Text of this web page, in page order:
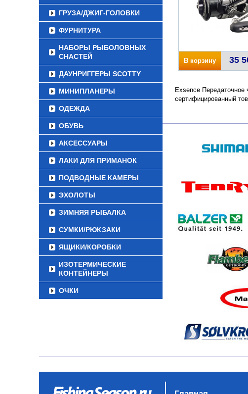
ГРУЗА/ДЖИГ-ГОЛОВКИ
ФУРНИТУРА
НАБОРЫ РЫБОЛОВНЫХ
СНАСТЕЙ
ДАУНРИГГЕРЫ SCOTTY
МИНИПЛАНЕРЫ
ОДЕЖДА
ОБУВЬ
АКСЕССУАРЫ
ЛАКИ ДЛЯ ПРИМАНОК
ПОДВОДНЫЕ КАМЕРЫ
ЭХОЛОТЫ
ЗИМНЯЯ РЫБАЛКА
СУМКИ/РЮКЗАКИ
ЯЩИКИ/КОРОБКИ
ИЗОТЕРМИЧЕСКИЕ
КОНТЕЙНЕРЫ
ОЧКИ
В корзину 35
Exsence Передаточное
сертифицированный